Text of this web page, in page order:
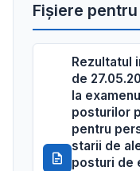
Fișiere
Rezultatul
de
la
posturilor
pentru
starii de
posturi de